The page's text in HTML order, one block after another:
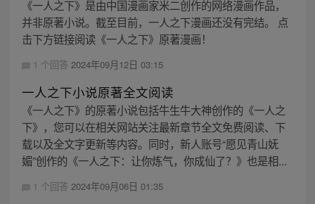
《一人之下》是由中国漫画家米二创作的网络漫画作品，
并非原著小说。截至目前，一人之下漫画还没有完结。 点
击下方链接阅读《一人之下》原著漫画！
1 个回答 2024年09月12日 03:15
一人之下小说原著全文阅读
《一人之下》的原著小说包括牛生牛大神创作的《一人之
下》，您可以在相关网站关注最新章节全文免费阅读、下
载以及全文字更新等内容。同时，新人账号“愿见青山妩
媚”创作的《一人之下：让你炼气，你成仙了？》也是相...
1 个回答 2024年09月06日 01:35